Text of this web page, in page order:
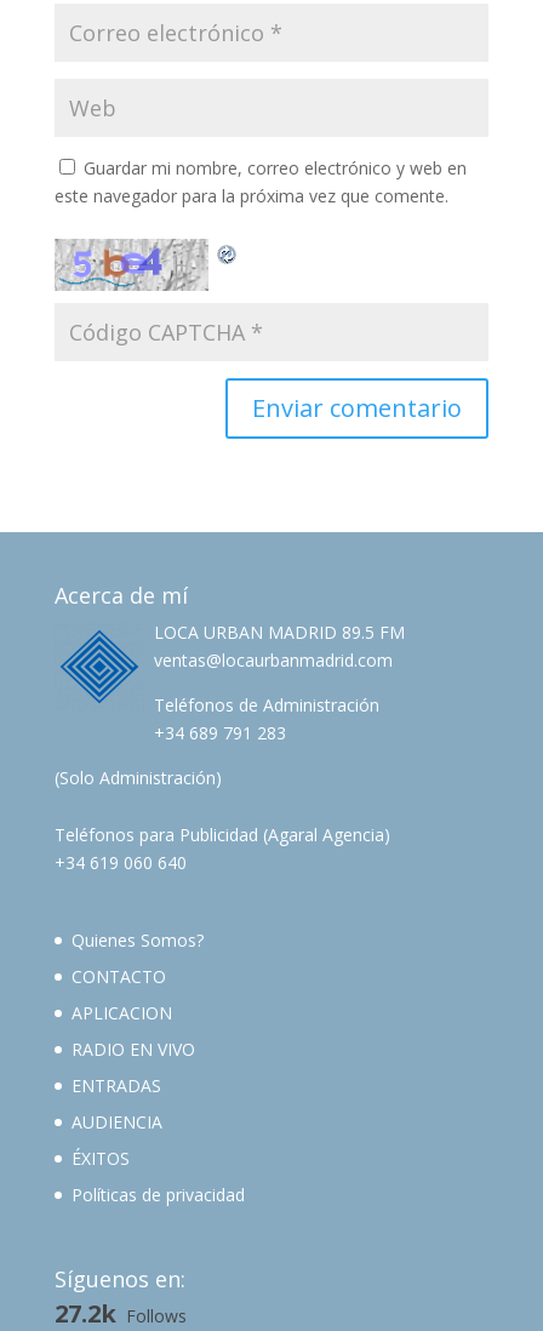
Guardar mi nombre, correo electrónico y web en
este navegador para la próxima vez que comente.
Acerca de mí
LOCA URBAN MADRID 89.5 FM
ventas@locaurbanmadrid.com
Teléfonos de Administración
+34 689 791 283
(Solo Administración)
Teléfonos para Publicidad (Agaral Agencia)
+34 619 060 640
Quienes Somos?
CONTACTO
APLICACION
RADIO EN VIVO
ENTRADAS
AUDIENCIA
ÉXITOS
Políticas de privacidad
Síguenos en:
27.2k Follows